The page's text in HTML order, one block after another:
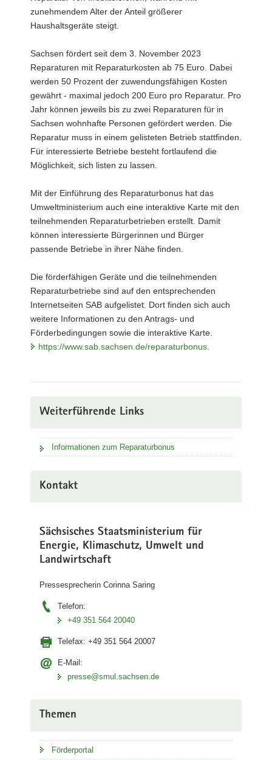
zunehmendem Alter der Anteil größerer
Haushaltsgeräte steigt.
Sachsen fördert seit dem 3. November 2023
Reparaturen mit Reparaturkosten ab 75 Euro. Dabei
werden 50 Prozent der zuwendungsfähigen Kosten
gewährt - maximal jedoch 200 Euro pro Reparatur. Pro
Jahr können jeweils bis zu zwei Reparaturen für in
Sachsen wohnhafte Personen gefördert werden. Die
Reparatur muss in einem gelisteten Betrieb stattfinden.
Für interessierte Betriebe besteht fortlaufend die
Möglichkeit, sich listen zu lassen.
Mit der Einführung des Reparaturbonus hat das
Umweltministerium auch eine interaktive Karte mit den
teilnehmenden Reparaturbetrieben erstellt. Damit
können interessierte Bürgerinnen und Bürger
passende Betriebe in ihrer Nähe finden.
Die förderfähigen Geräte und die teilnehmenden
Reparaturbetriebe sind auf den entsprechenden
Internetseiten SAB aufgelistet. Dort finden sich auch
weitere Informationen zu den Antrags- und
Förderbedingungen sowie die interaktive Karte.
https://www.sab.sachsen.de/reparaturbonus
Weiterführende Links
Informationen zum Reparaturbonus
Kontakt
Sächsisches Staatsministerium für
Energie, Klimaschutz, Umwelt und
Landwirtschaft
Pressesprecherin Corinna Saring
Telefon:
+49 351 564 20040
Telefax: +49 351 564 20007
E-Mail:
presse@smul.sachsen.de
Themen
Förderportal